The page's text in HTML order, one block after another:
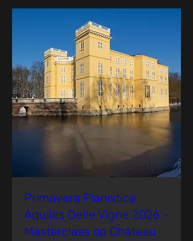
Primavera Pianistica
Aquiles Delle Vigne 2026 -
Masterclass op Château